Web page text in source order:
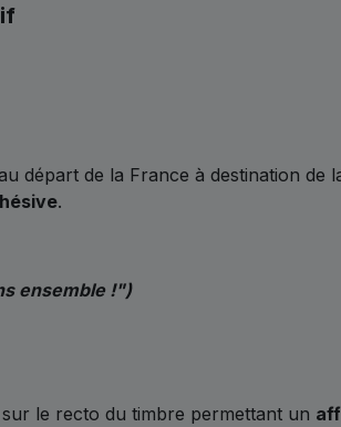
départ de la France à destination de
.
ensemble !")
sur le recto du timbre permettant un